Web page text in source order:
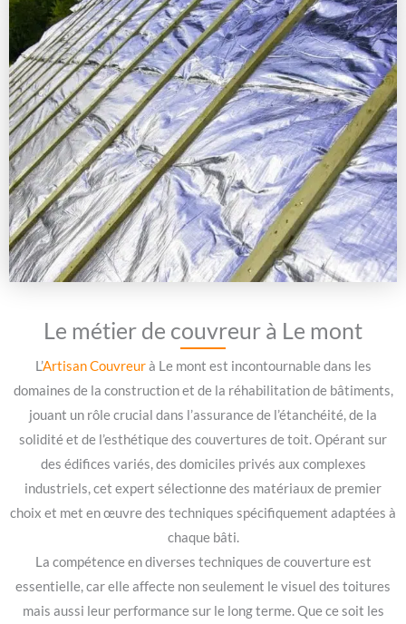
Le métier de couvreur à Le mont
L’Artisan Couvreurà Le mont est incontournable dans les
domaines de la construction et de la réhabilitation de bâtiments,
jouant un rôle crucial dans l’assurance de l’étanchéité, de la
solidité et de l’esthétique des couvertures de toit. Opérant sur
des édifices variés, des domiciles privés aux complexes
industriels, cet expert sélectionne des matériaux de premier
choix et met en œuvre des techniques spécifiquement adaptées à
chaque bâti.
La compétence en diverses techniques de couverture est
essentielle, car elle affecte non seulement le visuel des toitures
mais aussi leur performance sur le long terme. Que ce soit les